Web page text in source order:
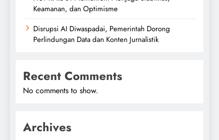
Keamanan, dan Optimisme
Disrupsi AI Diwaspadai, Pemerintah Dorong
Perlindungan Data dan Konten Jurnalistik
Recent Comments
No comments to show.
Archives